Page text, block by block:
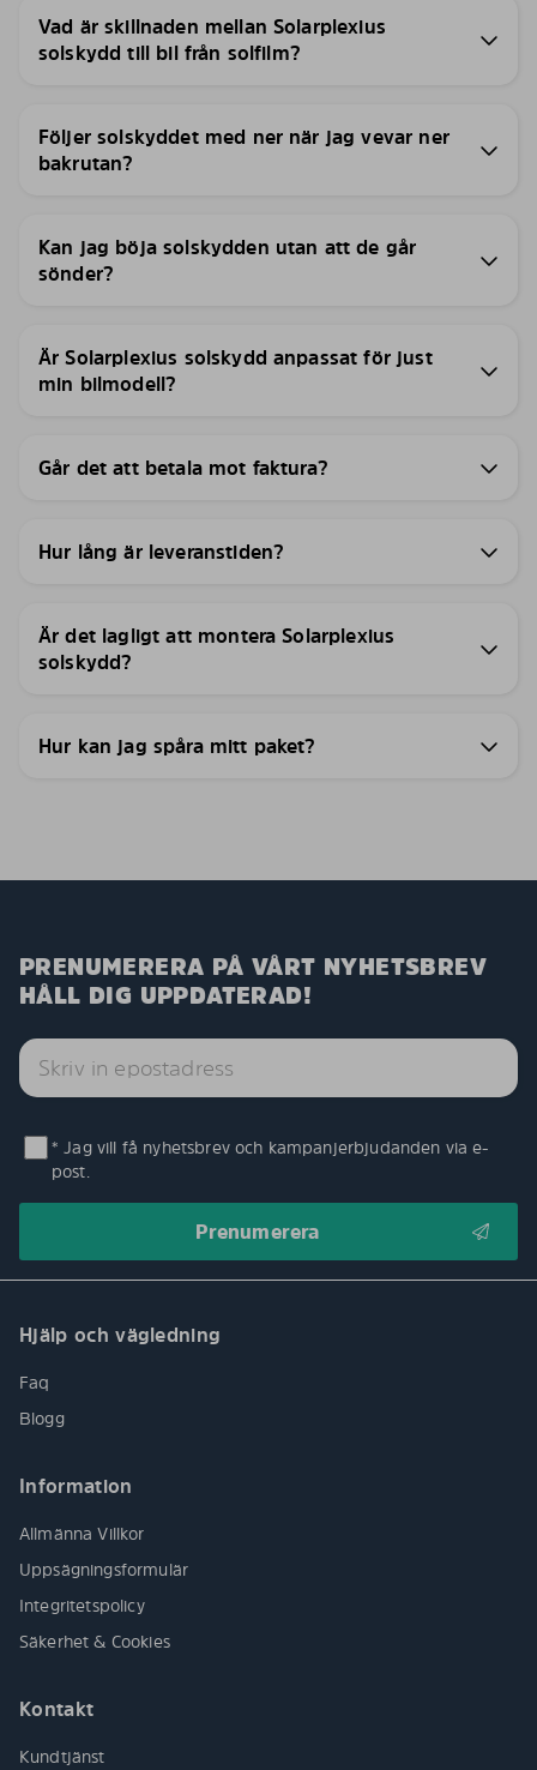
Vad är skillnaden mellan Solarplexius
solskydd till bil från solfilm?
Följer solskyddet med ner när jag vevar ner
bakrutan?
Kan jag böja solskydden utan att de går
sönder?
Är Solarplexius solskydd anpassat för just
min bilmodell?
Går det att betala mot faktura?
Hur lång är leveranstiden?
Är det lagligt att montera Solarplexius
solskydd?
Hur kan jag spåra mitt paket?
PRENUMERERA PÅ VÅRT NYHETSBREV
HÅLL DIG UPPDATERAD!
* Jag vill få nyhetsbrev och kampanjerbjudanden via e-
post.
Hjälp och vägledning
Faq
Blogg
Information
Allmänna Villkor
Uppsägningsformulär
Integritetspolicy
Säkerhet & Cookies
Kontakt
Kundtjänst